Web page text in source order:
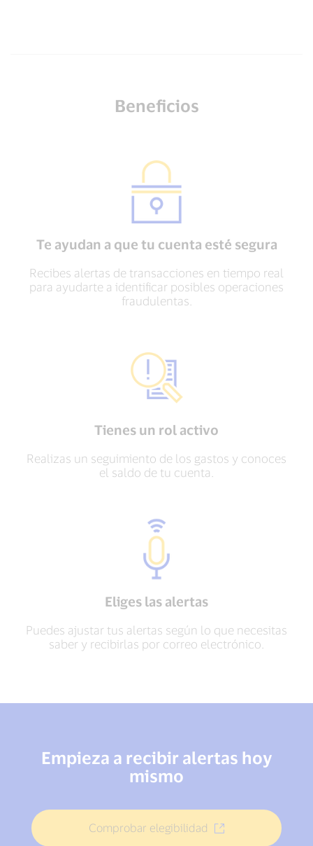
Beneficios
Te ayudan a que tu cuenta esté segura
Recibes alertas de transacciones en tiempo real
para ayudarte a identificar posibles operaciones
fraudulentas.
Tienes un rol activo
Realizas un seguimiento de los gastos y conoces
el saldo de tu cuenta.
Eliges las alertas
Puedes ajustar tus alertas según lo que necesitas
saber y recibirlas por correo electrónico.
Empieza a recibir alertas hoy
mismo
Comprobar elegibilidad